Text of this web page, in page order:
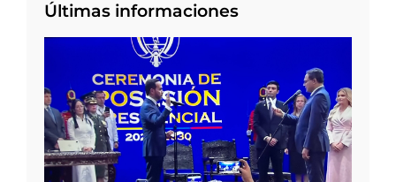
Últimas informaciones